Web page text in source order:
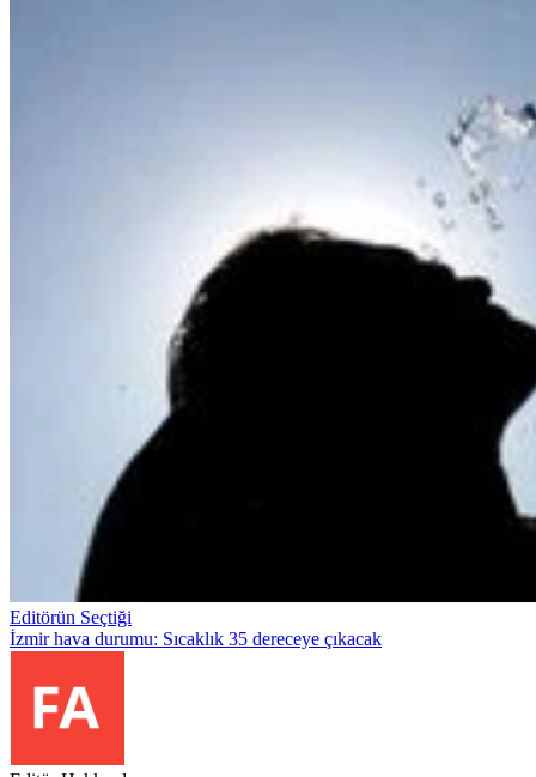
Editörün Seçtiği
İzmir hava durumu: Sıcaklık 35 dereceye çıkacak